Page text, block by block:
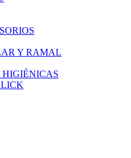
Y RAMAL
HIGIÉNICAS